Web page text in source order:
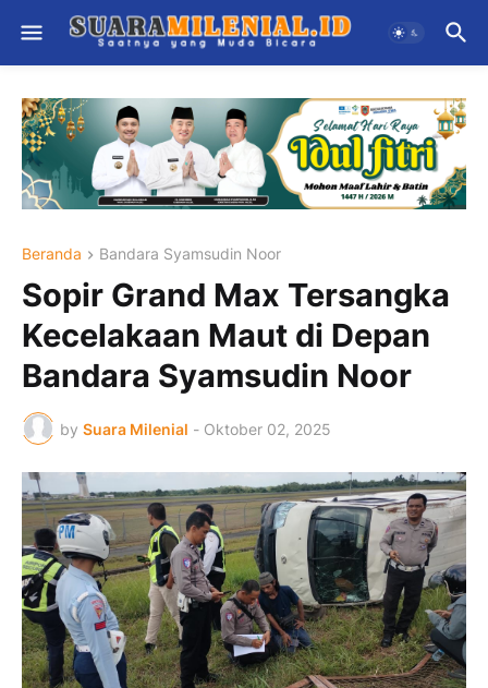
Beranda Bandara Syamsudin Noor
Sopir Grand Max Tersangka
Kecelakaan Maut di Depan
Bandara Syamsudin Noor
by Suara Milenial - Oktober 02, 2025